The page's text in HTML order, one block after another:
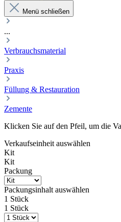
Menü schließen
...
Verbrauchsmaterial
Praxis
Füllung & Restauration
Zemente
Klicken Sie auf den Pfeil, um die
Verkaufseinheit auswählen
Kit
Kit
Packung
Packungsinhalt auswählen
1 Stück
1 Stück